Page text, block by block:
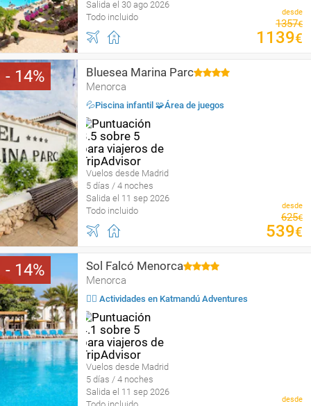
Salida el 30 ago 2026
Todo incluido
desde
1357€
1139€
14 Bluesea Marina Parc
Menorca
💦Piscina infantil 🧩Área de juegos
Vuelos desde Madrid
5 días / 4 noches
Salida el 11 sep 2026
Todo incluido
desde
625€
539€
14 Sol Falcó Menorca
Menorca
🤹‍♀️ Actividades en Katmandú Adventures
Vuelos desde Madrid
5 días / 4 noches
Salida el 11 sep 2026
desde